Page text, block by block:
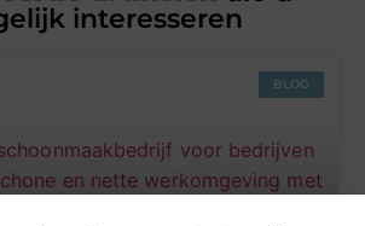
interesseren
BLOG